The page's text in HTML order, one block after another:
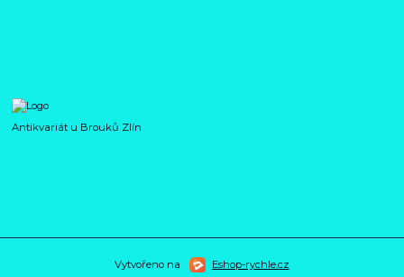
Antikvariát u Brouků Zlín
Vytvořeno na Eshop-rychle.cz